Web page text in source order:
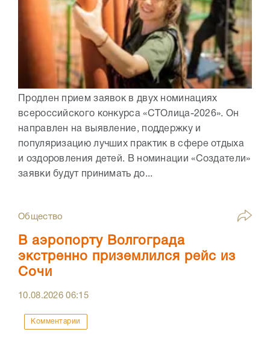
Продлен прием заявок в двух номинациях
всероссийского конкурса «СТОлица-2026». Он
направлен на выявление, поддержку и
популяризацию лучших практик в сфере отдыха
и оздоровления детей. В номинации «Создатели»
заявки будут принимать до...
Общество
В аэропорту Волгограда
экстренно приземлился рейс из
Сочи
10.08.202606:15
Комментарии